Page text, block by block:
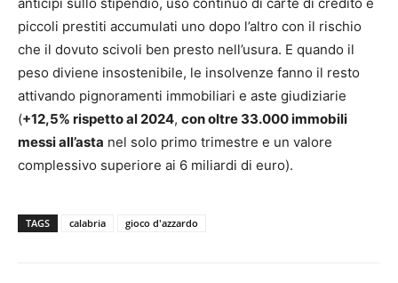
anticipi sullo stipendio, uso continuo di carte di credito e
piccoli prestiti accumulati uno dopo l’altro con il rischio
che il dovuto scivoli ben presto nell’usura. E quando il
peso diviene insostenibile, le insolvenze fanno il resto
attivando pignoramenti immobiliari e aste giudiziarie
(+12,5% rispetto al 2024, con oltre 33.000 immobili
messi all’asta nel solo primo trimestre e un valore
complessivo superiore ai 6 miliardi di euro).
TAGS calabria gioco d'azzardo